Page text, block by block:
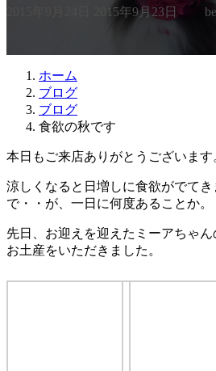
2015年9月23日
ホーム
ブログ
ブログ
食欲の秋です
本日もご来店ありがとうございます
涼しくなると日増しに食欲がでて
で・・が、一日に何度あることか。
先日、お迎えを迎えたミーアちゃ
お土産をいただきました。